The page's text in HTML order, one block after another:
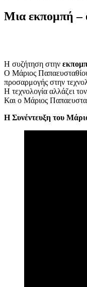
Μια εκπομπή –
Η συζήτηση στην
Ο Μάριος
προσαρμογής στην
Η τεχνολογία αλλάζει
Και ο Μάριος
Η Συνέντευξη του